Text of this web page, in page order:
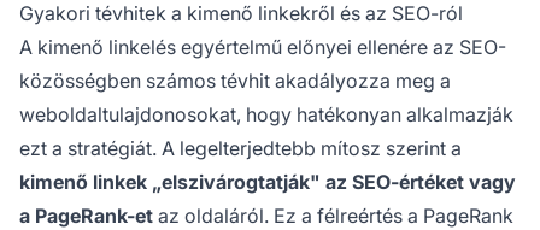
Gyakori tévhitek a kimenő linkekről és az SEO-ról
A kimenő linkelés egyértelmű előnyei ellenére az SEO-
közösségben számos tévhit akadályozza meg a
weboldaltulajdonosokat, hogy hatékonyan alkalmazják
ezt a stratégiát. A legelterjedtebb mítosz szerint a
kimenő linkek „elszivárogtatják" az SEO-értéket vagy
a PageRank-et az oldaláról. Ez a félreértés a PageRank